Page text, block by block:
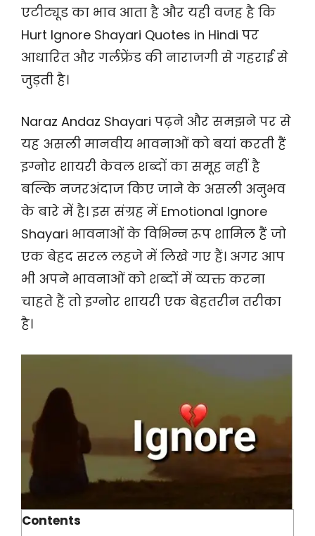
एटीट्यूड का भाव आता है और यही वजह है कि
Hurt Ignore Shayari Quotes in Hindi पर
आधारित और गर्लफ्रेंड की नाराजगी से गहराई से
जुड़ती है।
Naraz Andaz Shayari पढ़ने और समझने पर से
यह असली मानवीय भावनाओं को बयां करती हैं
इग्नोर शायरी केवल शब्दों का समूह नहीं है
बल्कि नजरअंदाज किए जाने के असली अनुभव
के बारे में है। इस संग्रह में Emotional Ignore
Shayari भावनाओं के विभिन्न रूप शामिल हैं जो
एक बेहद सरल लहजे में लिखे गए हैं। अगर आप
भी अपने भावनाओं को शब्दों में व्यक्त करना
चाहते हैं तो इग्नोर शायरी एक बेहतरीन तरीका
है।
Contents